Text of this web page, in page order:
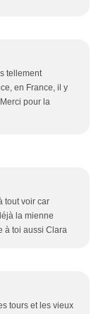
tellement
en France, il y
pour la
tout voir car
la mienne
à toi aussi Clara
tours et les vieux